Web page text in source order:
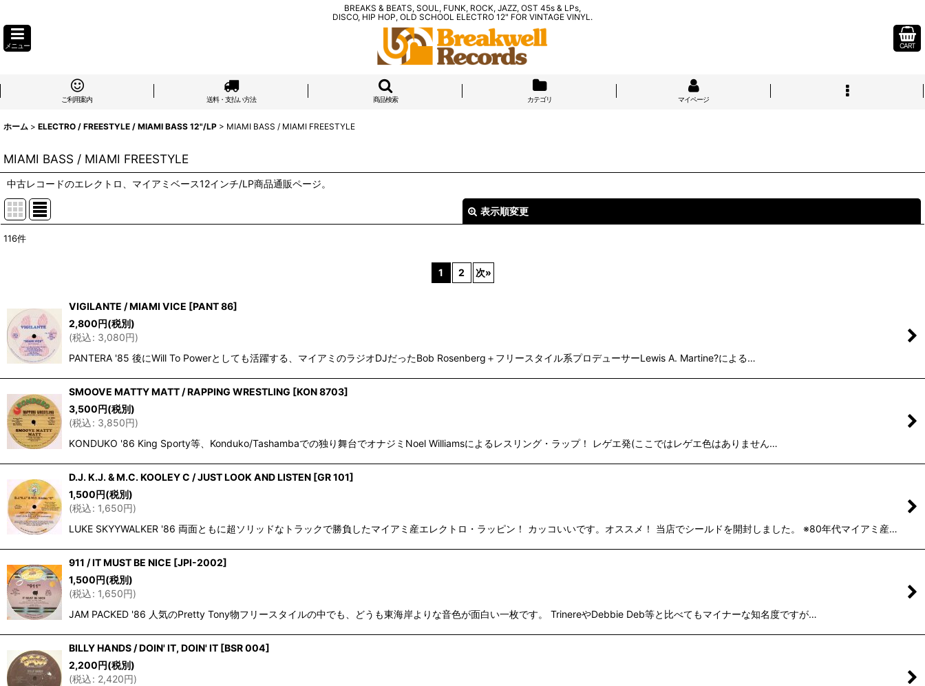
BREAKS & BEATS, SOUL, FUNK, ROCK, JAZZ, OST 45s & LPs,
DISCO, HIP HOP, OLD SCHOOL ELECTRO 12" FOR VINTAGE VINYL.
メニュー CART
ご利用案内 送料・支払い方法 商品検索 カテゴリ マイページ
ホーム > ELECTRO / FREESTYLE / MIAMI BASS 12"/LP > MIAMI BASS / MIAMI FREESTYLE
MIAMI BASS / MIAMI FREESTYLE
中古レコードのエレクトロ、マイアミベース12インチ/LP商品通販ページ。
表示順変更
並び順:
116件
1 2 次»
VIGILANTE / MIAMI VICE [PANT 86]
2,800円(税別)
(税込: 3,080円)
PANTERA '85 後にWill To Powerとしても活躍する、マイアミのラジオDJだったBob Rosenberg＋フリースタイル系プロデューサーLewis A. Martine?による…
SMOOVE MATTY MATT / RAPPING WRESTLING [KON 8703]
3,500円(税別)
(税込: 3,850円)
KONDUKO '86 King Sporty等、Konduko/Tashambaでの独り舞台でオナジミNoel Williamsによるレスリング・ラップ！ レゲエ発(ここではレゲエ色はありません…
D.J. K.J. & M.C. KOOLEY C / JUST LOOK AND LISTEN [GR 101]
1,500円(税別)
(税込: 1,650円)
LUKE SKYYWALKER '86 両面ともに超ソリッドなトラックで勝負したマイアミ産エレクトロ・ラッピン！ カッコいいです。オススメ！ 当店でシールドを開封しました。 ※80年代マイアミ産…
911 / IT MUST BE NICE [JPI-2002]
1,500円(税別)
(税込: 1,650円)
JAM PACKED '86 人気のPretty Tony物フリースタイルの中でも、どうも東海岸よりな音色が面白い一枚です。 TrinereやDebbie Deb等と比べてもマイナーな知名度ですが…
BILLY HANDS / DOIN' IT, DOIN' IT [BSR 004]
2,200円(税別)
(税込: 2,420円)